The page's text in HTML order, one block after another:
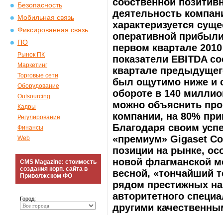
Безопасность
Мобильная связь
Фиксированная связь
ПО
Рынок ПК
Маркетинг
Торговые сети
Оборудование
Outsourcing
Кадры
Регулирование
Финансы
Web
CMS Magazine: стоимость
создания корп. сайта в
Приволжском ФО
Город:
деятельность
характеризуется
оперативной
первом квартале
показатели EBITDA
квартале
был ощутимо ниже и
обороте в 140
можно объяснить
компании, на 80%
Благодаря своим
«премиум» Gigaset
позиции на рынке,
новой флагманской
весной, «тончайший
рядом престижных
авторитетного
другими